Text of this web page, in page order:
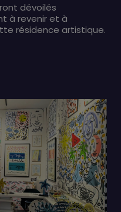
dévoilés
à revenir et à
résidence artistique.